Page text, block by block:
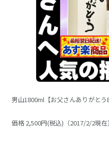
男山1800ml【お父さんありがとう
価格 2,500円(税込)（2017/2/2現在）